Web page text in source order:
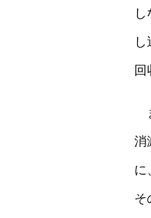
回
消
に
そ